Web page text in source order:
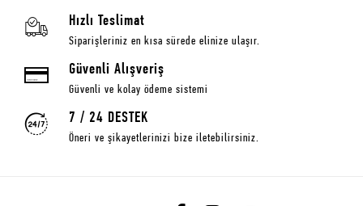
Hızlı Teslimat
Siparişleriniz en kısa sürede elinize ulaşır.
Güvenli Alışveriş
Güvenli ve kolay ödeme sistemi
7 / 24 DESTEK
Öneri ve şikayetlerinizi bize iletebilirsiniz.